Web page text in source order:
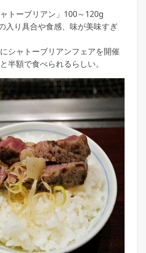
トーブリアン」100～120g
入り具合や食感、味が美味すぎ
シャトーブリアンフェアを開催
半額で食べられるらしい。